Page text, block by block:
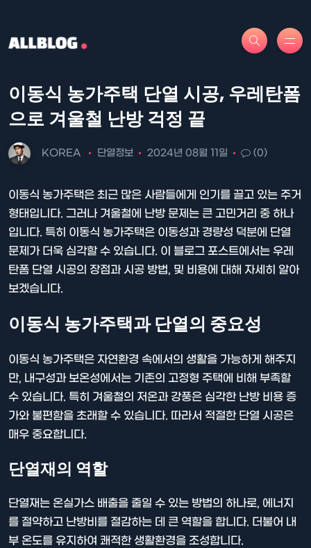
이동식 농가주택 단열 시공, 우레탄폼
으로 겨울철 난방 걱정 끝
KOREA 단열정보 2024년 08월 11일 (0)
이동식 농가주택은 최근 많은 사람들에게 인기를 끌고 있는 주거
형태입니다. 그러나 겨울철에 난방 문제는 큰 고민거리 중 하나
입니다. 특히 이동식 농가주택은 이동성과 경량성 덕분에 단열
문제가 더욱 심각할 수 있습니다. 이 블로그 포스트에서는 우레
탄폼 단열 시공의 장점과 시공 방법, 및 비용에 대해 자세히 알아
보겠습니다.
이동식 농가주택과 단열의 중요성
이동식 농가주택은 자연환경 속에서의 생활을 가능하게 해주지
만, 내구성과 보온성에서는 기존의 고정형 주택에 비해 부족할
수 있습니다. 특히 겨울철의 저온과 강풍은 심각한 난방 비용 증
가와 불편함을 초래할 수 있습니다. 따라서 적절한 단열 시공은
매우 중요합니다.
단열재의 역할
단열재는 온실가스 배출을 줄일 수 있는 방법의 하나로, 에너지
를 절약하고 난방비를 절감하는 데 큰 역할을 합니다. 더불어 내
부 온도를 유지하여 쾌적한 생활환경을 조성합니다.